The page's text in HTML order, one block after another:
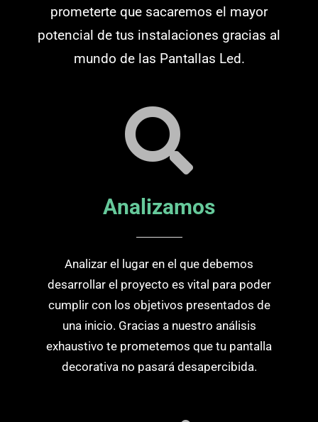
prometerte que sacaremos el mayor
potencial de tus instalaciones gracias al
mundo de las Pantallas Led.
Analizamos
Analizar el lugar en el que debemos
desarrollar el proyecto es vital para poder
cumplir con los objetivos presentados de
una inicio. Gracias a nuestro análisis
exhaustivo te prometemos que tu pantalla
decorativa no pasará desapercibida.